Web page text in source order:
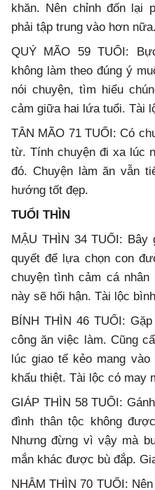
khăn. Nên chỉnh đốn lại
phải tập trung vào hơn
QUÝ MÃO 59 TUỔI:
không làm theo đúng ý
nói chuyện, tìm hiểu
cảm giữa hai lứa tuổi. Tài
TÂN MÃO 71 TUỔI: Có
từ. Tính chuyện đi xa lúc
đó. Chuyện làm ăn vẫn
hướng tốt đẹp.
TUỔI THÌN
MẬU THÌN 34 TUỔI:
quyết để lựa chọn con
chuyện tình cảm cá
này sẽ hối hận. Tài lộc
BÍNH THÌN 46 TUỔI:
công ăn việc làm. Cũng
lúc giao tế kẻo mang
khẩu thiệt. Tài lộc có may
GIÁP THÌN 58 TUỔI:
đình thân tộc không
Nhưng đừng vì vậy mà
mắn khác được bù đắp.
NHÂM THÌN 70 TUỔI: